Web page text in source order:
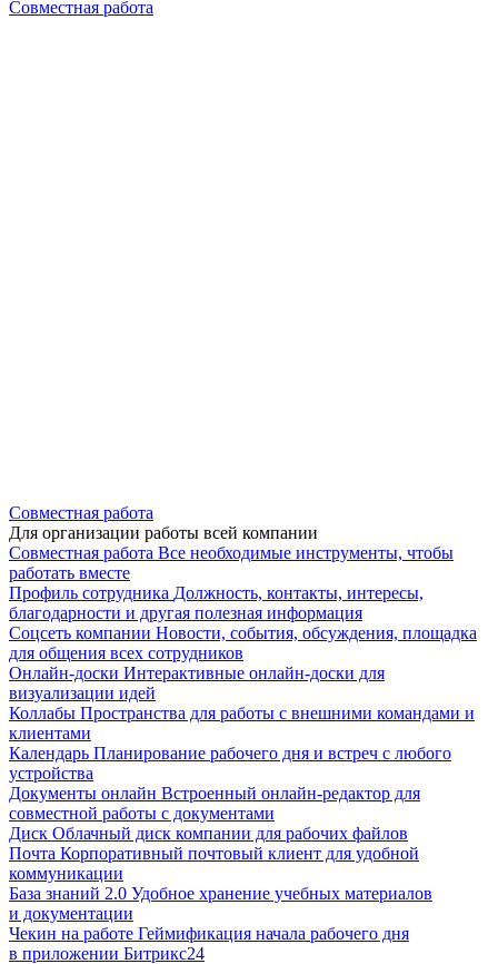
Совместная работа
Совместная работа
Для организации работы всей компании
Совместная работа Все необходимые инструменты, чтобы
работать вместе
Профиль сотрудника Должность, контакты, интересы,
благодарности и другая полезная информация
Соцсеть компании Новости, события, обсуждения, площадка
для общения всех сотрудников
Онлайн-доски Интерактивные онлайн-доски для
визуализации идей
Коллабы Пространства для работы с внешними командами и
клиентами
Календарь Планирование рабочего дня и встреч с любого
устройства
Документы онлайн Встроенный онлайн-редактор для
совместной работы с документами
Диск Облачный диск компании для рабочих файлов
Почта Корпоративный почтовый клиент для удобной
коммуникации
База знаний 2.0 Удобное хранение учебных материалов
и документации
Чекин на работе Геймификация начала рабочего дня
в приложении Битрикс24